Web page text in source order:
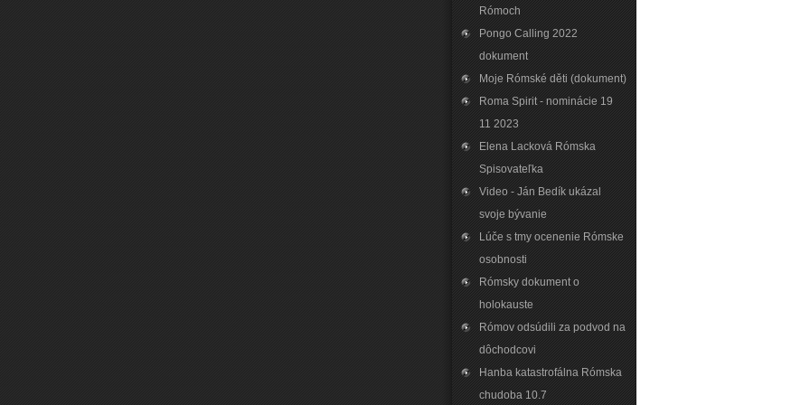
Rómoch
Pongo Calling 2022
dokument
Moje Rómské děti (dokument)
Roma Spirit - nominácie 19
11 2023
Elena Lacková Rómska
Spisovateľka
Video - Ján Bedík ukázal
svoje bývanie
Lúče s tmy ocenenie Rómske
osobnosti
Rómsky dokument o
holokauste
Rómov odsúdili za podvod na
dôchodcovi
Hanba katastrofálna Rómska
chudoba 10.7